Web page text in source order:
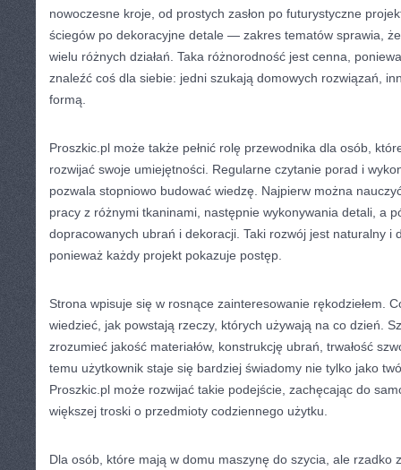
nowoczesne kroje, od prostych zasłon po futurystyczne
ściegów po dekoracyjne detale — zakres tematów sprawia,
wielu różnych działań. Taka różnorodność jest cenna,
znaleźć coś dla siebie: jedni szukają domowych rozwiązań,
formą.
Proszkic.pl może także pełnić rolę przewodnika dla osób,
rozwijać swoje umiejętności. Regularne czytanie porad i
pozwala stopniowo budować wiedzę. Najpierw można
pracy z różnymi tkaninami, następnie wykonywania detali, a
dopracowanych ubrań i dekoracji. Taki rozwój jest naturalny i
ponieważ każdy projekt pokazuje postęp.
Strona wpisuje się w rosnące zainteresowanie rękodziełem.
wiedzieć, jak powstają rzeczy, których używają na co dzień.
zrozumieć jakość materiałów, konstrukcję ubrań, trwałość
temu użytkownik staje się bardziej świadomy nie tylko jako
Proszkic.pl może rozwijać takie podejście, zachęcając do
większej troski o przedmioty codziennego użytku.
Dla osób, które mają w domu maszynę do szycia, ale rzadko